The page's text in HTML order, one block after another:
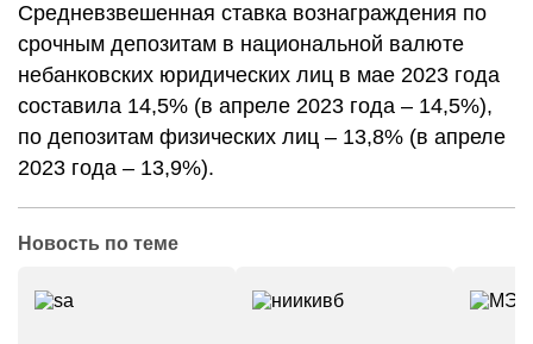
Средневзвешенная ставка вознаграждения по
срочным депозитам в национальной валюте
небанковских юридических лиц в мае 2023 года
составила 14,5% (в апреле 2023 года – 14,5%),
по депозитам физических лиц – 13,8% (в апреле
2023 года – 13,9%).
Новость по теме